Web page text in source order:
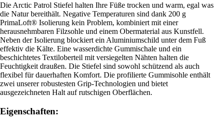
Die Arctic Patrol Stiefel halten Ihre Füße trocken und warm, egal was
die Natur bereithält. Negative Temperaturen sind dank 200 g
PrimaLoft® Isolierung kein Problem, kombiniert mit einer
herausnehmbaren Filzsohle und einem Obermaterial aus Kunstfell.
Neben der Isolierung blockiert ein Aluminiumschild unter dem Fuß
effektiv die Kälte. Eine wasserdichte Gummischale und ein
beschichtetes Textiloberteil mit versiegelten Nähten halten die
Feuchtigkeit draußen. Die Stiefel sind sowohl schützend als auch
flexibel für dauerhaften Komfort. Die profilierte Gummisohle enthält
zwei unserer robustesten Grip-Technologien und bietet
ausgezeichneten Halt auf rutschigen Oberflächen.
Eigenschaften: